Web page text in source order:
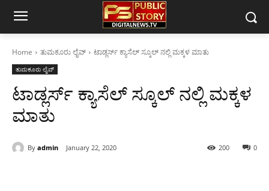
Home ತುಮಕೂರು ಲೈವ್ ಟಾಡ್ಲರ್ಸ್ ಕ್ಯಾಸೆಲ್ ಸ್ಕೂಲ್ ನಲ್ಲಿ ಮಕ್ಕಳ ಮಾತು
ತುಮಕೂರು ಲೈವ್
ಟಾಡ್ಲರ್ಸ್ ಕ್ಯಾಸೆಲ್ ಸ್ಕೂಲ್ ನಲ್ಲಿ ಮಕ್ಕಳ
ಮಾತು
By admin January 22, 2020 0
200